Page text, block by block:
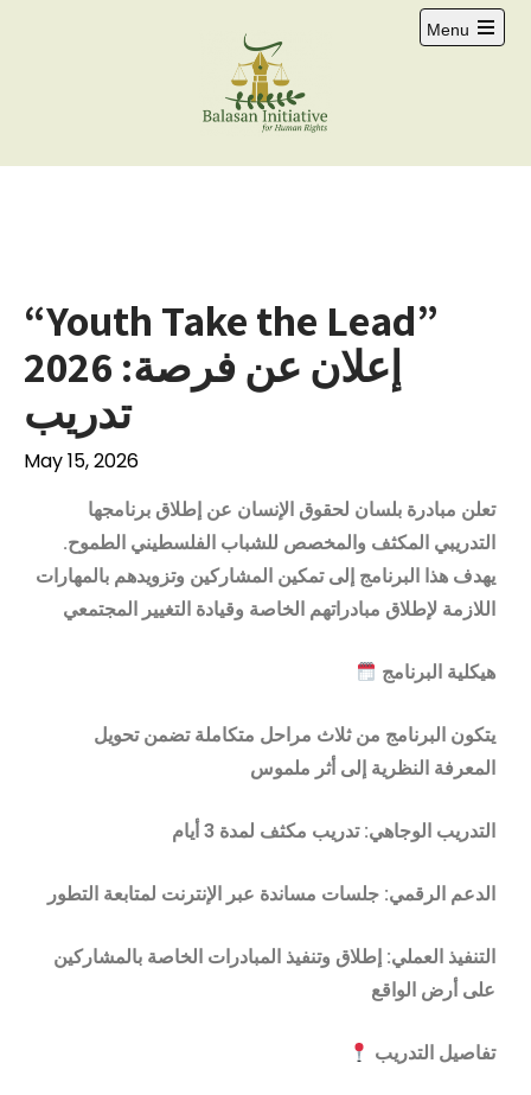
Menu
“Youth Take the Lead”
2026 :إعلان عن فرصة
تدريب
May 15, 2026
تعلن مبادرة بلسان لحقوق الإنسان عن إطلاق برنامجها
التدريبي المكثف والمخصص للشباب الفلسطيني الطموح.
يهدف هذا البرنامج إلى تمكين المشاركين وتزويدهم بالمهارات
اللازمة لإطلاق مبادراتهم الخاصة وقيادة التغيير المجتمعي
هيكلية البرنامج
يتكون البرنامج من ثلاث مراحل متكاملة تضمن تحويل
المعرفة النظرية إلى أثر ملموس
التدريب الوجاهي: تدريب مكثف لمدة 3 أيام
الدعم الرقمي: جلسات مساندة عبر الإنترنت لمتابعة التطور
التنفيذ العملي: إطلاق وتنفيذ المبادرات الخاصة بالمشاركين
على أرض الواقع
تفاصيل التدريب